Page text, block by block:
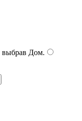
выбрав Дом.